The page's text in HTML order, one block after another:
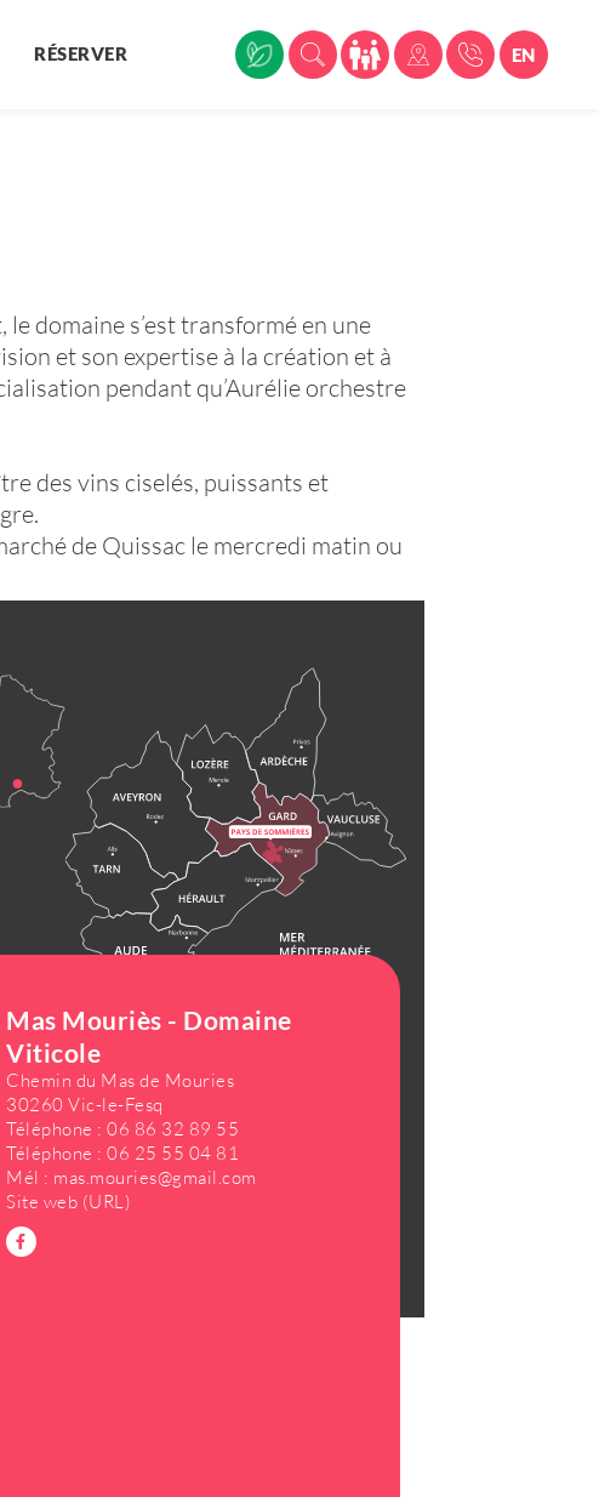
RÉSERVER EN
domaine s’est transformé en une
et son expertise à la création et à
pendant qu’Aurélie orchestre
des vins ciselés, puissants et
de Quissac le mercredi matin ou
Mas Mouriès - Domaine
Viticole
Chemin du Mas de Mouries
30260 Vic-le-Fesq
Téléphone : 06 86 32 89 55
Téléphone : 06 25 55 04 81
Mél : mas.mouries@gmail.com
Site web (URL)